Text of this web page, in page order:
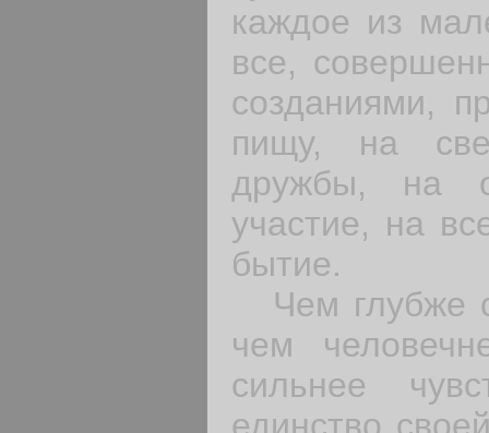
каждое из
все,
созданиями,
пищу, на
дружбы, на
участие, на
бытие.
Чем глубже
чем
сильнее